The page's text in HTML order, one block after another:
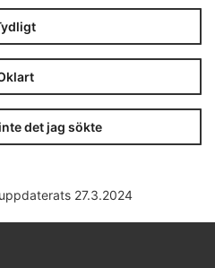
det jag sökte
27.3.2024